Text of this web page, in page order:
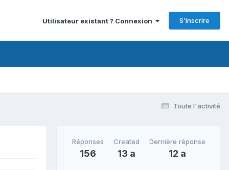
Utilisateur existant ? Connexion S’inscrire
Toute l'activité
Réponses
156
Created
13 a
Dernière réponse
12 a